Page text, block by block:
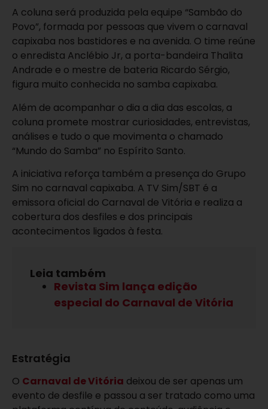
A coluna será produzida pela equipe “Sambão do
Povo”, formada por pessoas que vivem o carnaval
capixaba nos bastidores e na avenida. O time reúne
o enredista Anclébio Jr, a porta-bandeira Thalita
Andrade e o mestre de bateria Ricardo Sérgio,
figura muito conhecida no samba capixaba.
Além de acompanhar o dia a dia das escolas, a
coluna promete mostrar curiosidades, entrevistas,
análises e tudo o que movimenta o chamado
“Mundo do Samba” no Espírito Santo.
A iniciativa reforça também a presença do Grupo
Sim no carnaval capixaba. A TV Sim/SBT é a
emissora oficial do Carnaval de Vitória e realiza a
cobertura dos desfiles e dos principais
acontecimentos ligados à festa.
Leia também
Revista Sim lança edição
especial do Carnaval de Vitória
Estratégia
O Carnaval de Vitória deixou de ser apenas um
evento de desfile e passou a ser tratado como uma